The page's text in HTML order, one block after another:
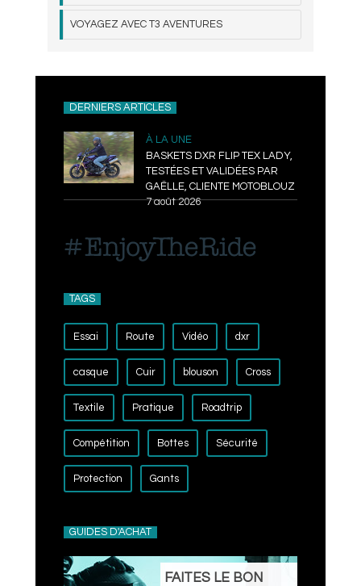
VOYAGEZ AVEC T3 AVENTURES
DERNIERS ARTICLES
À LA UNE
BASKETS DXR FLIP TEX LADY,
TESTÉES ET VALIDÉES PAR
GAËLLE, CLIENTE MOTOBLOUZ
7 août 2026
TAGS
Essai Route Vidéo dxr
casque Cuir blouson Cross
Textile Pratique Roadtrip
Compétition Bottes Sécurité
Protection Gants
GUIDES D'ACHAT
FAITES LE BON